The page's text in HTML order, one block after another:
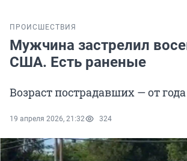
ПРОИСШЕСТВИЯ
Мужчина застрелил
США. Есть раненые
Возраст пострадавших — от года
19 апреля 2026, 21:32 324